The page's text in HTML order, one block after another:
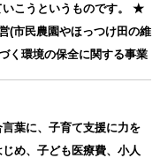
いこうというものです。 ★
(市民農園やほっつけ田の維
く環境の保全に関する事業
葉に、子育て支援に力を
め、子ども医療費、小人